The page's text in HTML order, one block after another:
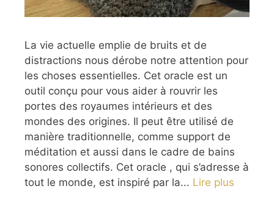
La vie actuelle emplie de bruits et de
distractions nous dérobe notre attention pour
les choses essentielles. Cet oracle est un
outil conçu pour vous aider à rouvrir les
portes des royaumes intérieurs et des
mondes des origines. Il peut être utilisé de
manière traditionnelle, comme support de
méditation et aussi dans le cadre de bains
sonores collectifs. Cet oracle , qui s’adresse à
tout le monde, est inspiré par la... Lire plus